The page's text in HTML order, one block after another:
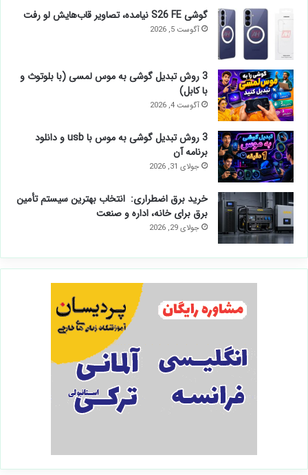
گوشی S26 FE نیامده، تصاویر قاب‌هایش لو رفت
آگوست 5, 2026
3 روش تبدیل گوشی به موس لمسی (با بلوتوث و
با کابل)
آگوست 4, 2026
3 روش تبدیل گوشی به موس با usb و دانلود
برنامه آن
جولای 31, 2026
خرید برق اضطراری: انتخاب بهترین سیستم تأمین
برق برای خانه، اداره و صنعت
جولای 29, 2026